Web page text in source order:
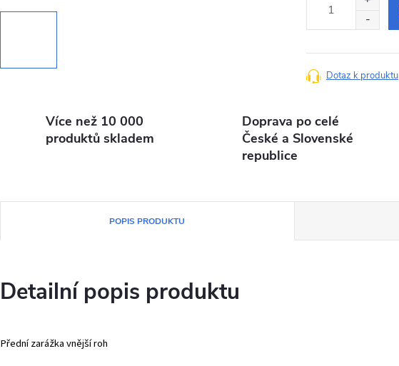
Dotaz k produktu
Více než 10 000
produktů skladem
Doprava po celé
České a Slovenské
republice
POPIS PRODUKTU
Detailní popis produktu
Přední zarážka vnější roh